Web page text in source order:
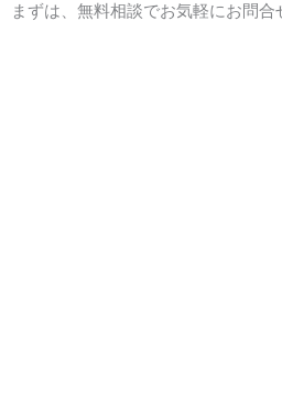
まずは、無料相談でお気軽にお問合